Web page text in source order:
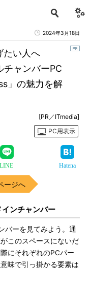
2024年3月18日
たい人へ
ャンバーPC
」の魅力を解
[PR／ITmedia]
PC用表示
LINE Hatena
ージへ
ンチャンバー
バーを見てみよう。通
このスペースにないだ
にそれぞれのPCパー
味で引っ掛かる要素は